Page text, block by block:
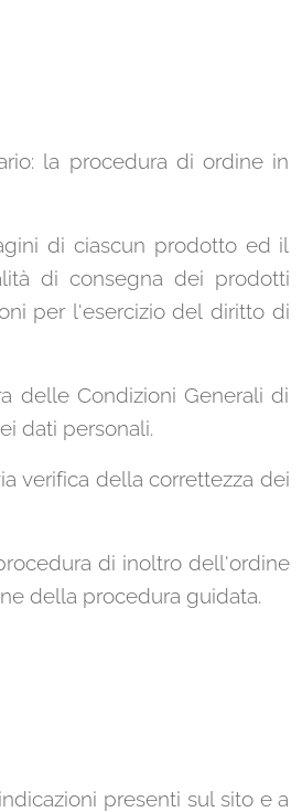
la procedura di ordine in
di ciascun prodotto ed il
di consegna dei prodotti
per l'esercizio del diritto di
delle Condizioni Generali di
dati personali.
verifica della correttezza dei
di inoltro dell'ordine
della procedura guidata.
presenti sul sito e a